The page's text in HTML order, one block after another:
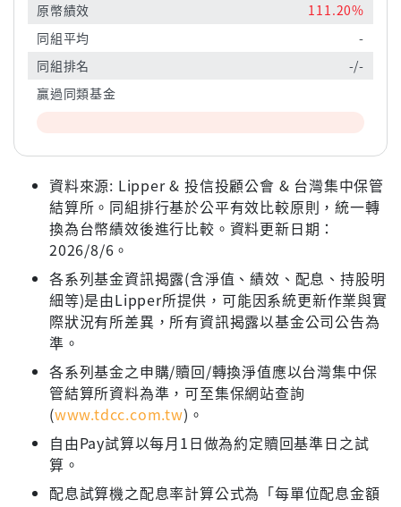
原幣績效
111.20%
同組平均
-
同組排名
-/-
贏過同類基金
資料來源: Lipper & 投信投顧公會 & 台灣集中保管
結算所。同組排行基於公平有效比較原則，統一轉
換為台幣績效後進行比較。資料更新日期：
2026/8/6。
各系列基金資訊揭露(含淨值、績效、配息、持股明
細等)是由Lipper所提供，可能因系統更新作業與實
際狀況有所差異，所有資訊揭露以基金公司公告為
準。
各系列基金之申購/贖回/轉換淨值應以台灣集中保
管結算所資料為準，可至集保網站查詢
(www.tdcc.com.tw)。
自由Pay試算以每月1日做為約定贖回基準日之試
算。
配息試算機之配息率計算公式為「每單位配息金額